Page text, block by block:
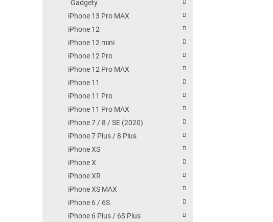
Gadgety
iPhone 13 Pro MAX
iPhone 12
iPhone 12 mini
iPhone 12 Pro
iPhone 12 Pro MAX
iPhone 11
iPhone 11 Pro
iPhone 11 Pro MAX
iPhone 7 / 8 / SE (2020)
iPhone 7 Plus / 8 Plus
iPhone XS
iPhone X
iPhone XR
iPhone XS MAX
iPhone 6 / 6S
iPhone 6 Plus / 6S Plus